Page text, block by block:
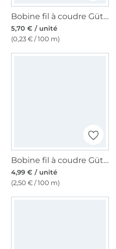
Bobine fil à coudre Gütermann 2500m polyester Toldi Lock, (4450) bordeaux
5,70 € / unité
(0,23 € / 100 m)
Bobine fil à coudre Gütermann 200m polyester, (669) marron teddy
4,99 € / unité
(2,50 € / 100 m)